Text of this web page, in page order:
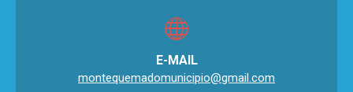
E-MAIL
montequemadomunicipio@gmail.com